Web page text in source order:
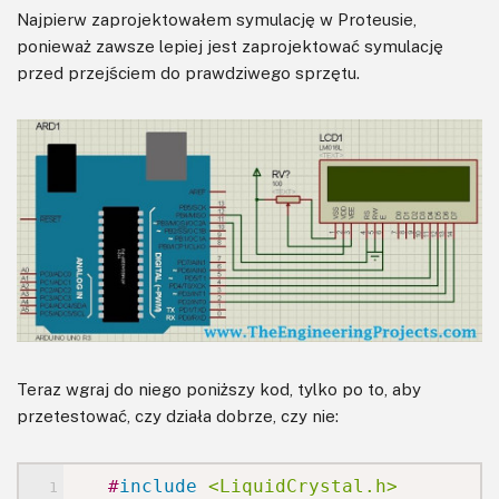
Najpierw zaprojektowałem symulację w Proteusie,
ponieważ zawsze lepiej jest zaprojektować symulację
przed przejściem do prawdziwego sprzętu.
Teraz wgraj do niego poniższy kod, tylko po to, aby
przetestować, czy działa dobrze, czy nie:
#include <LiquidCrystal.h>